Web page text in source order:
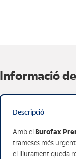
Informació
Descripció
Amb el Burofax
trameses més
el lliurament queda